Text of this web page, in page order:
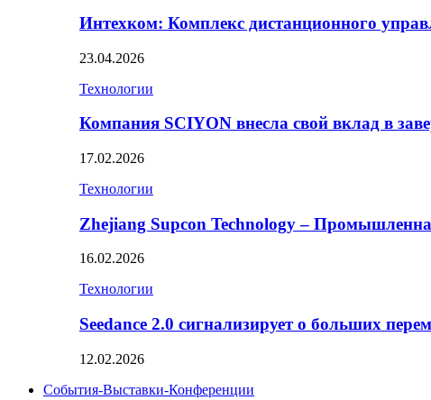
Интехком: Комплекс дистанционного
23.04.2026
Технологии
Компания SCIYON внесла свой вклад в
17.02.2026
Технологии
Zhejiang Supcon Technology –
16.02.2026
Технологии
Seedance 2.0 сигнализирует о больших
12.02.2026
События-Выставки-Конференции